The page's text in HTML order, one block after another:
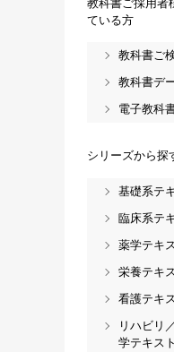
教科書ご採用者
ている方
教科書ご
教科書デ
電子教科
シリーズから探
基礎系テ
臨床系テ
薬学テキ
栄養テキ
看護テキ
リハビリ
学テキスト